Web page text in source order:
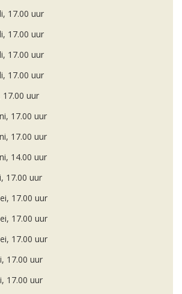
17.00 uur
17.00 uur
17.00 uur
17.00 uur
uur
17.00 uur
17.00 uur
14.00 uur
17.00 uur
17.00 uur
17.00 uur
17.00 uur
17.00 uur
17.00 uur